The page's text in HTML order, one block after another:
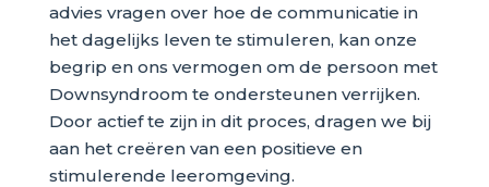
advies vragen over hoe de communicatie in
het dagelijks leven te stimuleren, kan onze
begrip en ons vermogen om de persoon met
Downsyndroom te ondersteunen verrijken.
Door actief te zijn in dit proces, dragen we bij
aan het creëren van een positieve en
stimulerende leeromgeving.